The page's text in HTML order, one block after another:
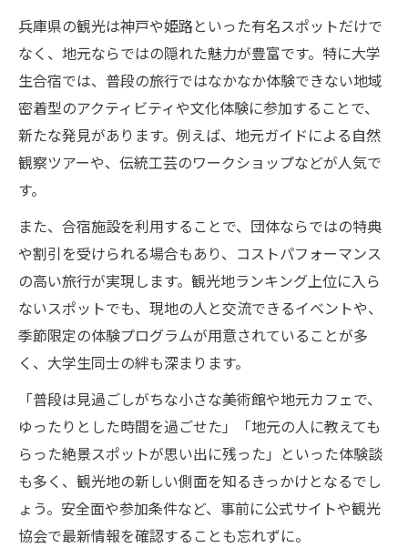
兵庫県の観光は神戸や姫路といった有名スポットだけで
なく、地元ならではの隠れた魅力が豊富です。特に大学
生合宿では、普段の旅行ではなかなか体験できない地域
密着型のアクティビティや文化体験に参加することで、
新たな発見があります。例えば、地元ガイドによる自然
観察ツアーや、伝統工芸のワークショップなどが人気で
す。
また、合宿施設を利用することで、団体ならではの特典
や割引を受けられる場合もあり、コストパフォーマンス
の高い旅行が実現します。観光地ランキング上位に入ら
ないスポットでも、現地の人と交流できるイベントや、
季節限定の体験プログラムが用意されていることが多
く、大学生同士の絆も深まります。
「普段は見過ごしがちな小さな美術館や地元カフェで、
ゆったりとした時間を過ごせた」「地元の人に教えても
らった絶景スポットが思い出に残った」といった体験談
も多く、観光地の新しい側面を知るきっかけとなるでし
ょう。安全面や参加条件など、事前に公式サイトや観光
協会で最新情報を確認することも忘れずに。